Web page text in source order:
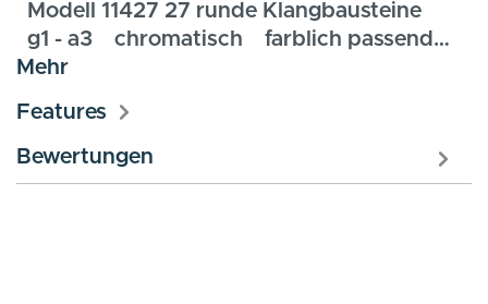
Modell 11427 27 runde Klangbausteine
g1 - a3 chromatisch farblich passend…
Mehr
Features
Bewertungen